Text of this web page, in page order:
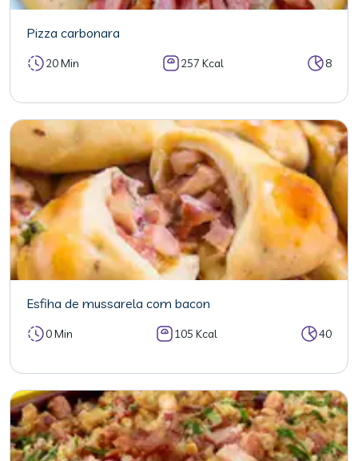
Pizza carbonara
20 Min 257 Kcal 8
Esfiha de mussarela com bacon
0 Min 105 Kcal 40